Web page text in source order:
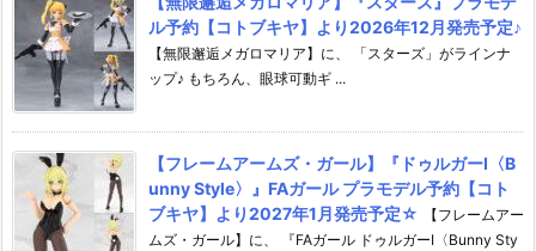
ル予約【コトブキヤ】より2026年12月発売予定♪
【無限邂逅メガロマリア】に、 「スターズ」がラインナ
ップ♪ もちろん、眼球可動ギ ...
【フレームアームズ・ガール】『ドゥルガーI〈B
unny Style〉』FAガール プラモデル予約【コト
ブキヤ】より2027年1月発売予定☆
【フレームアー
ムズ・ガール】に、 『FAガール ドゥルガーI〈Bunny Sty